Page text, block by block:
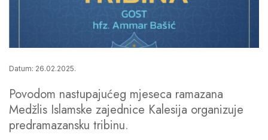
Datum: 26.02.2025.
Povodom nastupajućeg mjeseca ramazana
Medžlis Islamske zajednice Kalesija organizuje
predramazansku tribinu.